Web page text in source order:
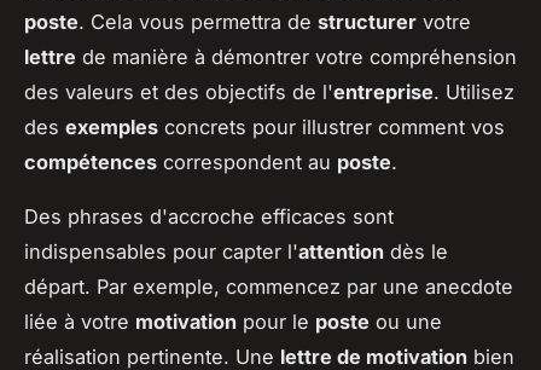
poste. Cela vous permettra de structurer votre
lettre de manière à démontrer votre compréhension
des valeurs et des objectifs de l'entreprise. Utilisez
des exemples concrets pour illustrer comment vos
compétences correspondent au poste.
Des phrases d'accroche efficaces sont
indispensables pour capter l'attention dès le
départ. Par exemple, commencez par une anecdote
liée à votre motivation pour le poste ou une
réalisation pertinente. Une lettre de motivation bien